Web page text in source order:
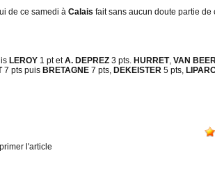
de ce samedi à Calais fait sans aucun doute partie de
LEROY 1 pt etA. DEPREZ 3 pts. HURRET, VAN
7 pts puis BRETAGNE 7 pts, DEKEISTER 5 pts,
l'article